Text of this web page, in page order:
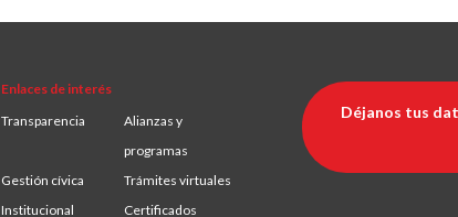
Enlaces de interés
Transparencia
Alianzas y
programas
Gestión cívica
Trámites virtuales
Institucional
Certificados
Déjanos tus